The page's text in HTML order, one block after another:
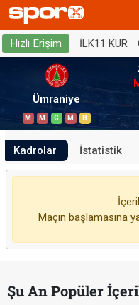
Hızlı Erişim İLK11 KUR
Ümraniye
M M G M B
Kadrolar İstatistik
Maçın başlamasına
Şu An Popüler